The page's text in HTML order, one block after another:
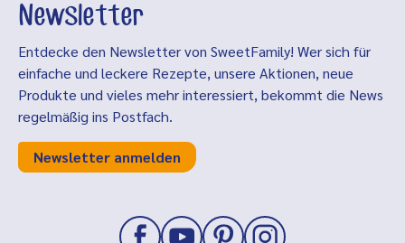
Newsletter
Entdecke den Newsletter von SweetFamily! Wer sich für
einfache und leckere Rezepte, unsere Aktionen, neue
Produkte und vieles mehr interessiert, bekommt die News
regelmäßig ins Postfach.
Newsletter anmelden